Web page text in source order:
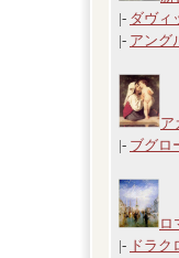
|- ダヴィ
|- アング
ア
|- ブグロ
ロ
|- ドラク